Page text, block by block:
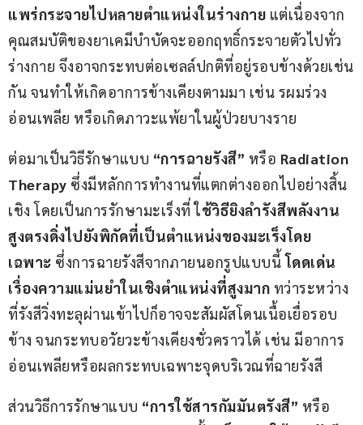
แพร่กระจายไปหลายตำแหน่งในร่างกาย แต่เนื่องจาก
คุณสมบัติของยาเคมีบำบัดจะออกฤทธิ์กระจายตัวไปทั่ว
ร่างกาย จึงอาจกระทบต่อเซลล์ปกติที่อยู่รอบข้างด้วยเช่น
กัน จนทำให้เกิดอาการข้างเคียงตามมา เช่น รผมร่วง
อ่อนเพลีย หรือเกิดภาวะแพ้ยาในผู้ป่วยบางราย
ต่อมาเป็นวิธีรักษาแบบ “การฉายรังสี” หรือ Radiation
Therapy ซึ่งมีหลักการทำงานที่แตกต่างออกไปอย่างสิ้น
เชิง โดยเป็นการรักษามะเร็งที่ ใช้วิธียิงลำรังสีพลังงาน
สูงตรงดิ่งไปยังพิกัดที่เป็นตำแหน่งของมะเร็งโดย
เฉพาะ ซึ่งการฉายรังสีจากภายนอกรูปแบบนี้ โดดเด่น
เรื่องความแม่นยำในเชิงตำแหน่งที่สูงมาก ทว่าระหว่าง
ที่รังสีวิ่งทะลุผ่านเข้าไปก็อาจจะสัมผัสโดนเนื้อเยื่อรอบ
ข้าง จนกระทบอวัยวะข้างเคียงชั่วคราวได้ เช่น มีอาการ
อ่อนเพลียหรือผลกระทบเฉพาะจุดบริเวณที่ฉายรังสี
ส่วนวิธีการรักษาแบบ “การใช้สารกัมมันตรังสี” หรือ